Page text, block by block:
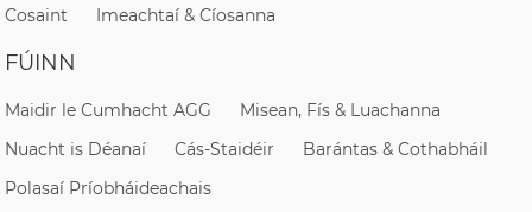
Cosaint
Imeachtaí & Cíosanna
FÚINN
Maidir le Cumhacht AGG
Misean, Fís & Luachanna
Nuacht is Déanaí
Cás-Staidéir
Barántas & Cothabháil
Polasaí Príobháideachais